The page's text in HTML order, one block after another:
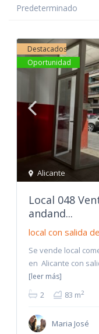
Predeterminado
Alicante
Destacados
Oportunidad
Local 048
andand...
local con salida
Se vende local
en Alicante con
[leer más]
2 83 m2
Maria José